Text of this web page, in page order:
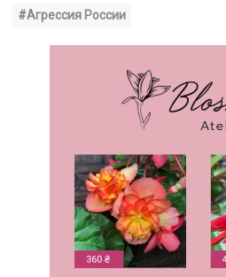
#Агрессия России